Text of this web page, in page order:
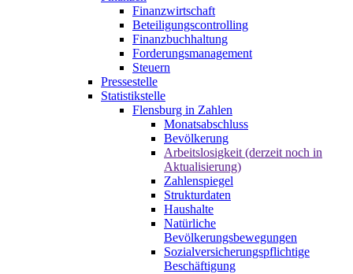
Finanzwirtschaft
Beteiligungscontrolling
Finanzbuchhaltung
Forderungsmanagement
Steuern
Pressestelle
Statistikstelle
Flensburg in Zahlen
Monatsabschluss
Bevölkerung
Arbeitslosigkeit (derzeit noch in
Aktualisierung)
Zahlenspiegel
Strukturdaten
Haushalte
Natürliche
Bevölkerungsbewegungen
Sozialversicherungspflichtige
Beschäftigung